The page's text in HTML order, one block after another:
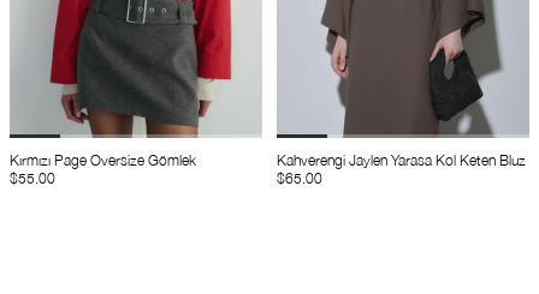
Kırmızı Page Oversize Gömlek
$55.00
Kahverengi Jaylen Yarasa Kol Keten Bluz
$65.00